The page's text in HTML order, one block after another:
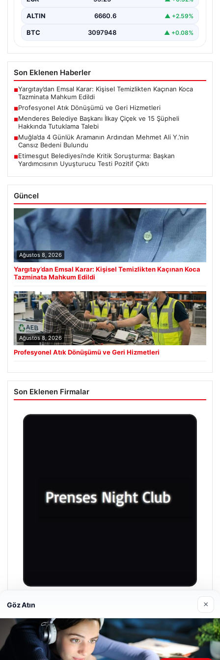
ALTIN 6660.6 ▲ +2.59%
BTC 3097948 ▲ +0.08%
Son Eklenen Haberler
■Yargıtay’dan Emsal Karar: Kişisel Temizlikten Kaçınan Koca
Tazminata Mahkum Edildi
■Profesyonel Atık Dönüşümü ve Geri Hizmetleri
■Menderes Belediye Başkanı İlkay Çiçek ve 15 Şüpheli
Hakkında Tutuklama Talebi
■Muğla’da 4 Günlük Aramanın Ardından Mehmet Ali Y.’nin
Cansız Bedeni Bulundu
■Etimesgut Belediyesi’nde Kritik Soruşturma: Başkan
Yardımcısının Uyuşturucu Testi Pozitif Çıktı
Güncel
Ağustos 8, 2026
Yargıtay’dan Emsal Karar: Kişisel Temizlikten Kaçınan Koca
Tazminata Mahkum Edildi
Ağustos 8, 2026
Profesyonel Atık Dönüşümü ve Geri Hizmetleri
Son Eklenen Firmalar
Prenses Night Club
Nisan 29, 2026
Göz Atın ×